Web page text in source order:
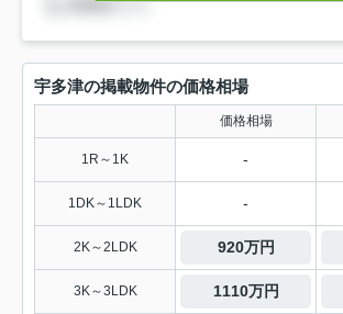
宇多津の掲載物件の価格相場
価格相場
1R～1K -
1DK～1LDK -
2K～2LDK 920万円
3K～3LDK 1110万円